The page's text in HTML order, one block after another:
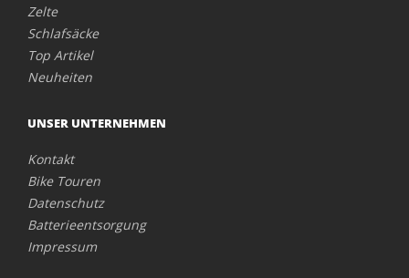
Zelte
Schlafsäcke
Top Artikel
Neuheiten
UNSER UNTERNEHMEN
Kontakt
Bike Touren
Datenschutz
Batterieentsorgung
Impressum